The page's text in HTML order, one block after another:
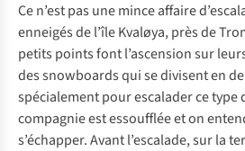
Ce n’est pas une mince affaire
enneigés de l’île Kvaløya, près de
petits points font l’ascension sur
des snowboards qui se divisent en
spécialement pour escalader ce type
compagnie est essoufflée et on
s’échapper. Avant l’escalade, sur la